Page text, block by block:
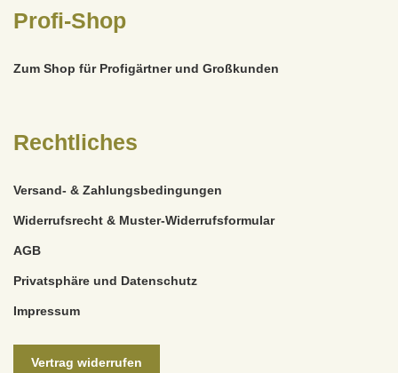
Profi-Shop
Zum Shop für Profigärtner und Großkunden
Rechtliches
Versand- & Zahlungsbedingungen
Widerrufsrecht & Muster-Widerrufsformular
AGB
Privatsphäre und Datenschutz
Impressum
Vertrag widerrufen